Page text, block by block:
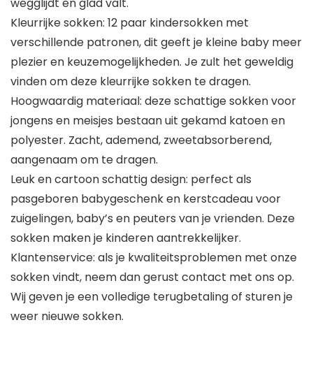
wegglijdt en glad valt.
Kleurrijke sokken: 12 paar kindersokken met
verschillende patronen, dit geeft je kleine baby meer
plezier en keuzemogelijkheden. Je zult het geweldig
vinden om deze kleurrijke sokken te dragen.
Hoogwaardig materiaal: deze schattige sokken voor
jongens en meisjes bestaan uit gekamd katoen en
polyester. Zacht, ademend, zweetabsorberend,
aangenaam om te dragen.
Leuk en cartoon schattig design: perfect als
pasgeboren babygeschenk en kerstcadeau voor
zuigelingen, baby’s en peuters van je vrienden. Deze
sokken maken je kinderen aantrekkelijker.
Klantenservice: als je kwaliteitsproblemen met onze
sokken vindt, neem dan gerust contact met ons op.
Wij geven je een volledige terugbetaling of sturen je
weer nieuwe sokken.